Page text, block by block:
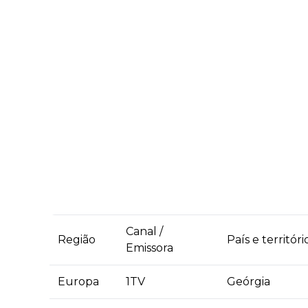
Região
Canal /
Emissora
País e
Europa 1TV Geórgia